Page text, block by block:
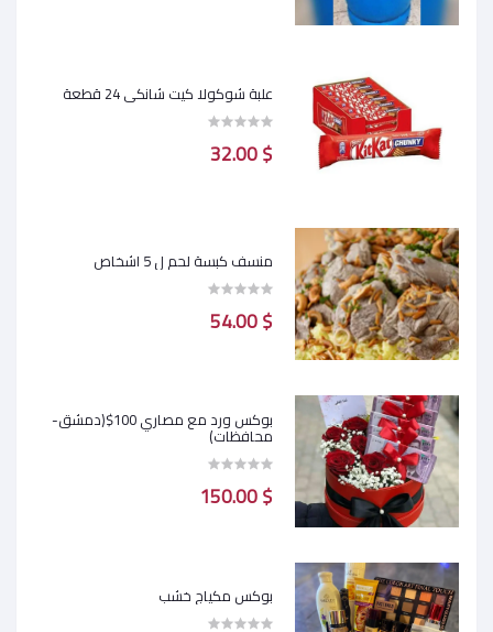
علبة شوكولا كيت شانكي 24 قطعة
$ 32.00
منسف كبسة لحم ل 5 اشخاص
$ 54.00
بوكس ورد مع مصاري 100$(دمشق-
محافظات)
$ 150.00
بوكس مكياج خشب